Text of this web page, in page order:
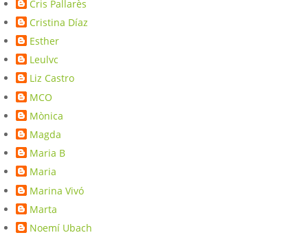
Cris Pallarès
Cristina Díaz
Esther
Leulvc
Liz Castro
MCO
Mònica
Magda
Maria B
Maria
Marina Vivó
Marta
Noemí Ubach